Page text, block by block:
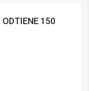
ODTIENE 150